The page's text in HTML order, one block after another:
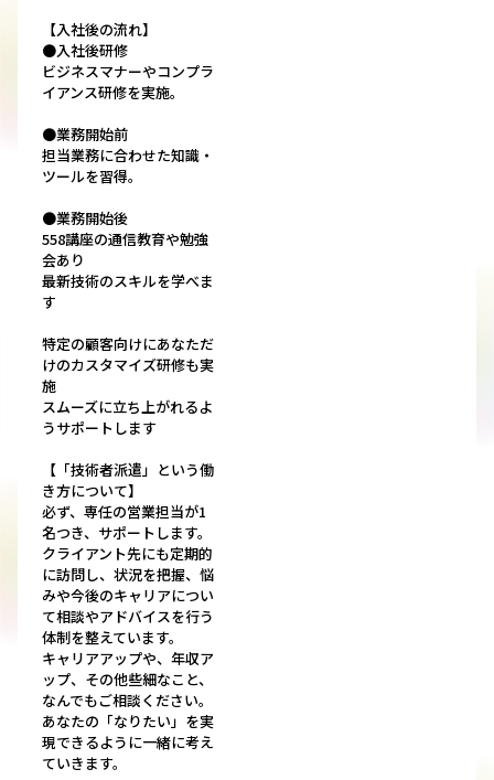
【入社後の流れ】
●入社後研修
ビジネスマナーやコンプラ
イアンス研修を実施。
●業務開始前
担当業務に合わせた知識・
ツールを習得。
●業務開始後
558講座の通信教育や勉強
会あり
最新技術のスキルを学べま
す
特定の顧客向けにあなただ
けのカスタマイズ研修も実
施
スムーズに立ち上がれるよ
うサポートします
【「技術者派遣」という働
き方について】
必ず、専任の営業担当が1
名つき、サポートします。
クライアント先にも定期的
に訪問し、状況を把握、悩
みや今後のキャリアについ
て相談やアドバイスを行う
体制を整えています。
キャリアアップや、年収ア
ップ、その他些細なこと、
なんでもご相談ください。
あなたの「なりたい」を実
現できるように一緒に考え
ていきます。